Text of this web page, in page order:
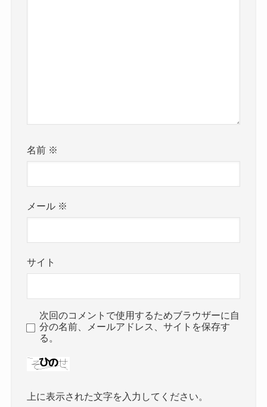
名前 ※
メール ※
サイト
次回のコメントで使用するためブラウザーに自
分の名前、メールアドレス、サイトを保存す
る。
上に表示された文字を入力してください。